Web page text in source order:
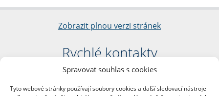
Spravovat souhlas s cookies
Tyto webové stránky používají soubory cookies a další sledovací nástroje
Zobrazit plnou verzi stránek
Rychlé kontakty
Filozofická fakulta
nám. Jana Palacha 1/2